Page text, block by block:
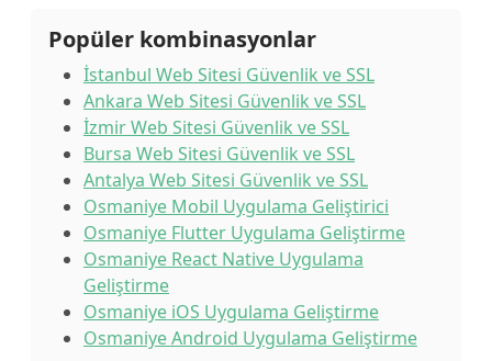
Popüler kombinasyonlar
İstanbul Web Sitesi Güvenlik ve SSL
Ankara Web Sitesi Güvenlik ve SSL
İzmir Web Sitesi Güvenlik ve SSL
Bursa Web Sitesi Güvenlik ve SSL
Antalya Web Sitesi Güvenlik ve SSL
Osmaniye Mobil Uygulama Geliştirici
Osmaniye Flutter Uygulama Geliştirme
Osmaniye React Native Uygulama
Geliştirme
Osmaniye iOS Uygulama Geliştirme
Osmaniye Android Uygulama Geliştirme